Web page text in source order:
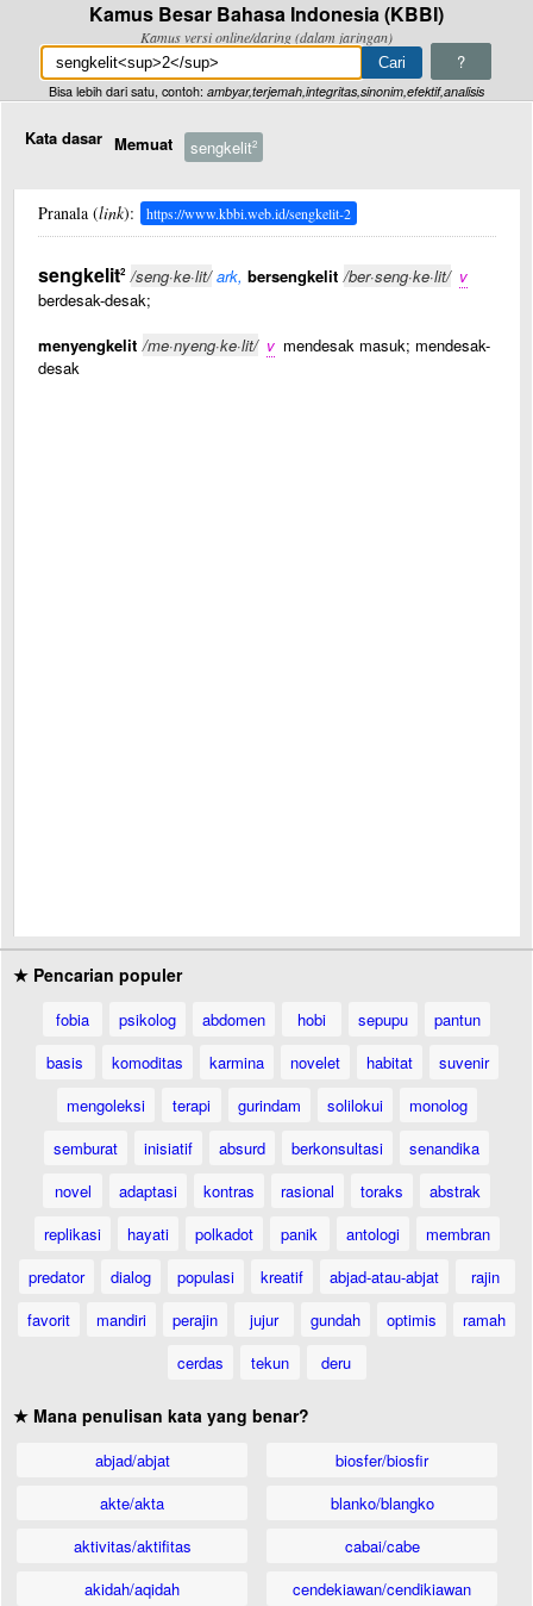
Kamus Besar Bahasa Indonesia (KBBI)
Kamus versi online/daring (dalam jaringan)
?
Bisa lebih dari satu, contoh: ambyar,terjemah,integritas,sinonim,efektif,analisis
Kata dasar Memuat sengkelit2
Pranala (link): https://www.kbbi.web.id/sengkelit-2
sengkelit2 /seng·ke·lit/ ark, bersengkelit /ber·seng·ke·lit/ v
berdesak-desak;
menyengkelit /me·nyeng·ke·lit/ v mendesak masuk; mendesak-
desak
★ Pencarian populer
fobia psikolog abdomen hobi sepupu
pantun
basis
komoditas karmina novelet habitat
suvenir
mengoleksi
terapi gurindam solilokui
monolog
semburat
inisiatif absurd berkonsultasi
senandika
novel
adaptasi kontras rasional toraks
abstrak
replikasi
hayati polkadot panik antologi
membran
predator
dialog populasi kreatif abjad-atau-abjat
rajin
favorit
mandiri perajin jujur gundah optimis
ramah
cerdas
tekun deru
★ Mana penulisan kata yang benar?
abjad/abjat
akte/akta
aktivitas/aktifitas
akidah/aqidah
biosfer/biosfir
blanko/blangko
cabai/cabe
cendekiawan/cendikiawan